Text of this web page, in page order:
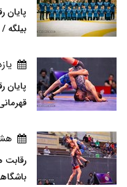
پایان
بیلگه
پایان
رقابت